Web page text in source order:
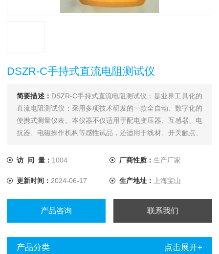
DSZR-C手持式直流电阻测试仪
简要描述： DSZR-C手持式直流电阻测试仪：是业界工具化的
直流电阻测试仪；采用多项技术研发的一款全自动、数字化的
便携式测量仪表。本仪器不仅适用于配电变压器、互感器、电
抗器、电磁操作机构等感性试品，还适用于线材、开关触点、
器，由于低压线圈采用铜箔绕制，电阻值极低，对此本仪器将
访 问 量： 1004 厂商性质： 生产厂家
更新时间： 2024-06-17 生产地址： 上海宝山
产品咨询 联系我们
产品分类 点击展开+